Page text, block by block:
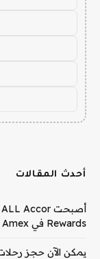
أحدث المقالات
Rewards في Amex